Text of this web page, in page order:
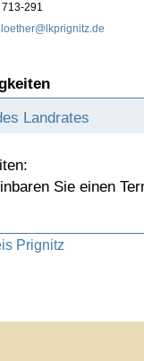
291
Landrates
Sie einen
Prignitz